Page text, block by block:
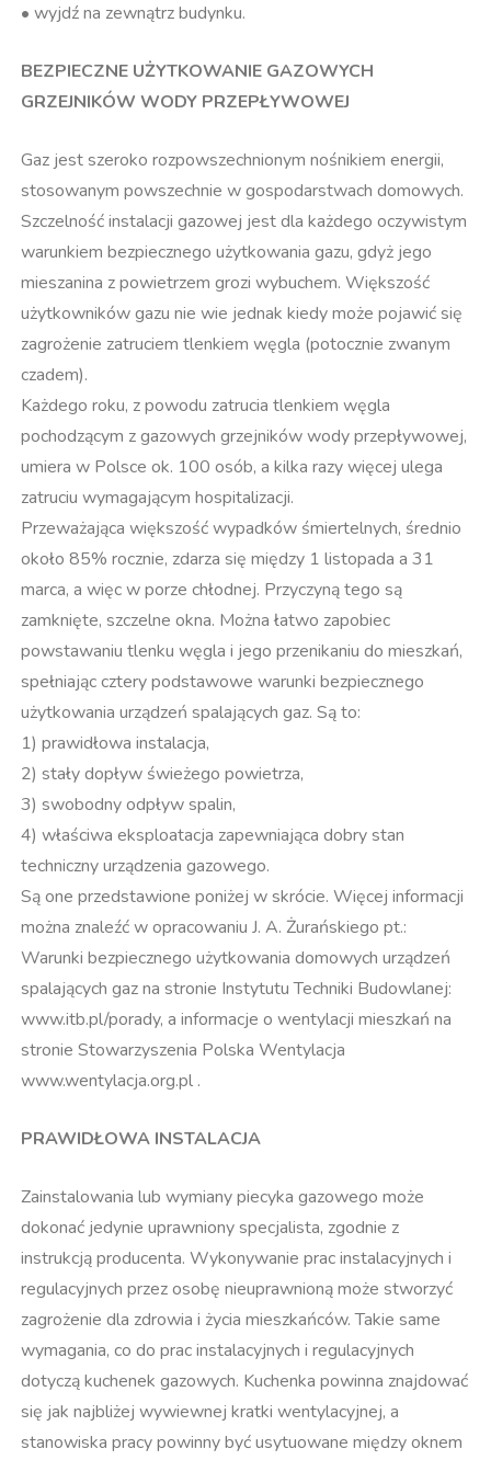
• wyjdź na zewnątrz budynku.
BEZPIECZNE UŻYTKOWANIE GAZOWYCH
GRZEJNIKÓW WODY PRZEPŁYWOWEJ
Gaz jest szeroko rozpowszechnionym nośnikiem energii,
stosowanym powszechnie w gospodarstwach domowych.
Szczelność instalacji gazowej jest dla każdego oczywistym
warunkiem bezpiecznego użytkowania gazu, gdyż jego
mieszanina z powietrzem grozi wybuchem. Większość
użytkowników gazu nie wie jednak kiedy może pojawić się
zagrożenie zatruciem tlenkiem węgla (potocznie zwanym
czadem).
Każdego roku, z powodu zatrucia tlenkiem węgla
pochodzącym z gazowych grzejników wody przepływowej,
umiera w Polsce ok. 100 osób, a kilka razy więcej ulega
zatruciu wymagającym hospitalizacji.
Przeważająca większość wypadków śmiertelnych, średnio
około 85% rocznie, zdarza się między 1 listopada a 31
marca, a więc w porze chłodnej. Przyczyną tego są
zamknięte, szczelne okna. Można łatwo zapobiec
powstawaniu tlenku węgla i jego przenikaniu do mieszkań,
spełniając cztery podstawowe warunki bezpiecznego
użytkowania urządzeń spalających gaz. Są to:
1) prawidłowa instalacja,
2) stały dopływ świeżego powietrza,
3) swobodny odpływ spalin,
4) właściwa eksploatacja zapewniająca dobry stan
techniczny urządzenia gazowego.
Są one przedstawione poniżej w skrócie. Więcej informacji
można znaleźć w opracowaniu J. A. Żurańskiego pt.:
Warunki bezpiecznego użytkowania domowych urządzeń
spalających gaz na stronie Instytutu Techniki Budowlanej:
www.itb.pl/porady, a informacje o wentylacji mieszkań na
stronie Stowarzyszenia Polska Wentylacja
www.wentylacja.org.pl .
PRAWIDŁOWA INSTALACJA
Zainstalowania lub wymiany piecyka gazowego może
dokonać jedynie uprawniony specjalista, zgodnie z
instrukcją producenta. Wykonywanie prac instalacyjnych i
regulacyjnych przez osobę nieuprawnioną może stworzyć
zagrożenie dla zdrowia i życia mieszkańców. Takie same
wymagania, co do prac instalacyjnych i regulacyjnych
dotyczą kuchenek gazowych. Kuchenka powinna znajdować
się jak najbliżej wywiewnej kratki wentylacyjnej, a
stanowiska pracy powinny być usytuowane między oknem